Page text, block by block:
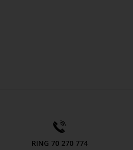
RING 70 270 774